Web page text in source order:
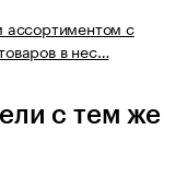
ассортиментом с
в нес…
с тем же